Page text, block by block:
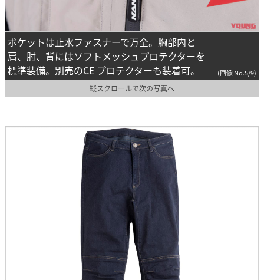
ポケットは止水ファスナーで万全。胸部内と
肩、肘、背にはソフトメッシュプロテクターを
標準装備。別売のCE プロテクターも装着可。
(画像 No.5/9)
縦スクロールで次の写真へ